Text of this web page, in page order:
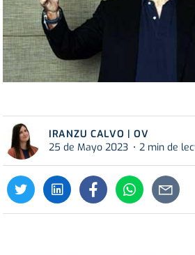
IRANZU CALVO | OV
25 de Mayo 2023
2 min de